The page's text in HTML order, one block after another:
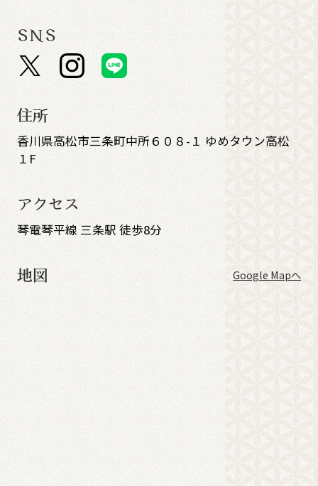
SNS
住所
香川県高松市三条町中所６０８-１ ゆめタウン高松
１F
アクセス
琴電琴平線 三条駅 徒歩8分
地図 Google Mapへ